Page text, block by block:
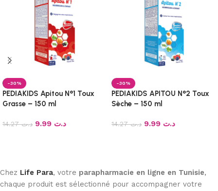
-30%
PEDIAKIDS Apitou N°1 Toux
Grasse – 150 ml
د.ت14.27 د.ت
-30%
PEDIAKIDS APITOU N°2 Toux
Sèche – 150 ml
د.ت14.27 د.ت
Chez Life Para, votre parapharmacie en ligne en Tunisie,
chaque produit est sélectionné pour accompagner votre